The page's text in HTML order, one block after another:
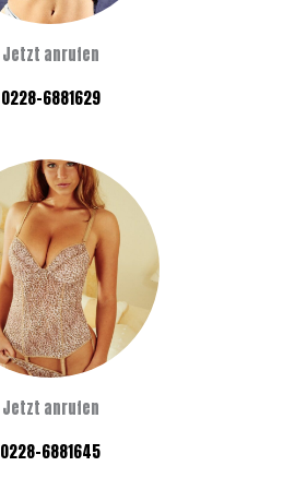
Jetzt anrufen
0228-6881629
Jetzt anrufen
0228-6881645